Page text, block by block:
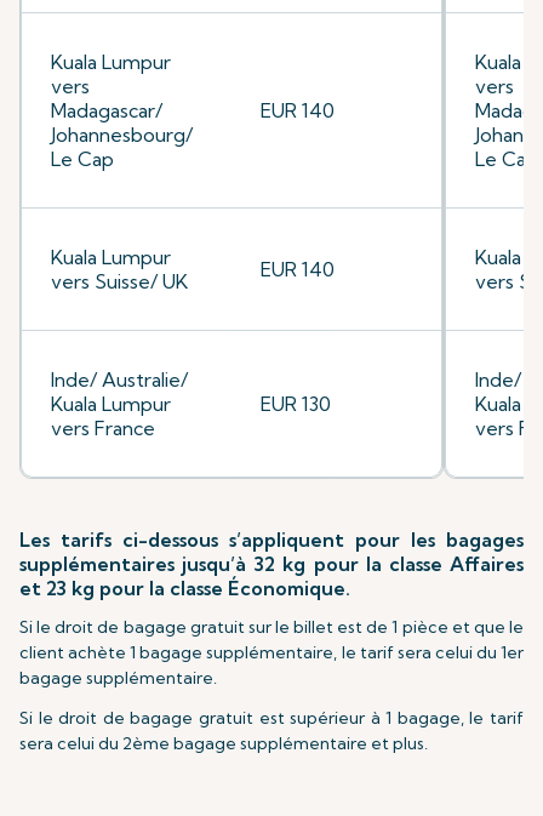
Kuala Lumpur
vers
Madagascar/
Johannesbourg/
Le Cap
EUR 140
Kuala Lumpur
vers Suisse/ UK
EUR 140
Inde/ Australie/
Kuala Lumpur
vers France
EUR 130
Kuala
vers
Le Cap
Kuala
vers
Inde/
Kuala
vers
Les tarifs ci-dessous s’appliquent pour les bagages
supplémentaires jusqu’à 32 kg pour la classe Affaires
et 23 kg pour la classe Économique.
Si le droit de bagage gratuit sur le billet est de 1 pièce et que le
client achète 1 bagage supplémentaire, le tarif sera celui du 1er
bagage supplémentaire.
Si le droit de bagage gratuit est supérieur à 1 bagage, le tarif
sera celui du 2ème bagage supplémentaire et plus.